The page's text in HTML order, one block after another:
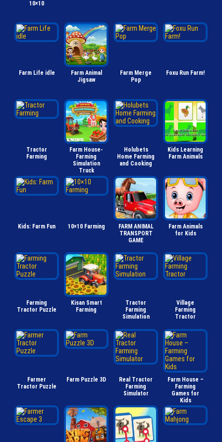
10×10
Farm Life idle
Farm Animal
Jigsaw
Farm Merge
Pop
Foxu Run Farm!
Tractor
Farming
Farm House-
Farming
Simulation
Truck
Holubets
Home Farming
and Cooking
Kids Learning
Farm Animals
Kids: Farm Fun 10×10 Farming
FARM ANIMAL
TRANSPORT
GAME
Farm Animals
for Kids
Farming
Tractor Puzzle
Kisan Smart
Farming
Tractor
Farming
Simulation
Village
Farming
Tractor
Farmer
Tractor Puzzle
Farm Puzzle 3D
Real Tractor
Farming
Simulator
Farm House –
Farming
Games for
Kids